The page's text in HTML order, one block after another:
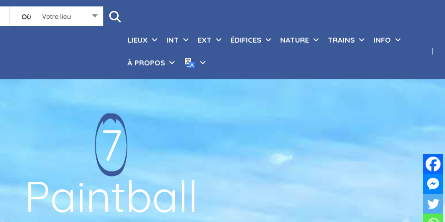
Où Votre lieu
LIEUX INT EXT ÉDIFICES NATURE TRAINS INFO
À PROPOS
7
Paintball